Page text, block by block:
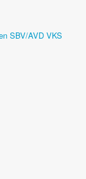
SBV/AVD VKS